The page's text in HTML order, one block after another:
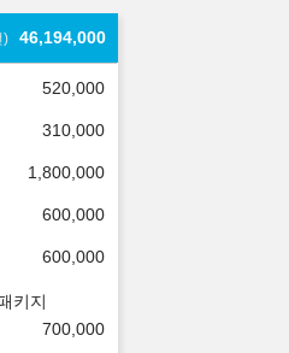
) 46,194,000
520,000
310,000
1,800,000
600,000
600,000
키지
700,000